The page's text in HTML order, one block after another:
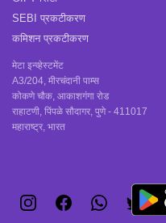
SEBI प्रकटीकरण
कमिशन प्रकटीकरण
मेटा इन्व्हेस्टमेंट
A3/204, मीरचंदानी पाम्स
कोकणे चौक, आकाशगंगा रोड
राहाटणी, पिंपळे सौदागर, पुणे - 411017
महाराष्ट्र, भारत